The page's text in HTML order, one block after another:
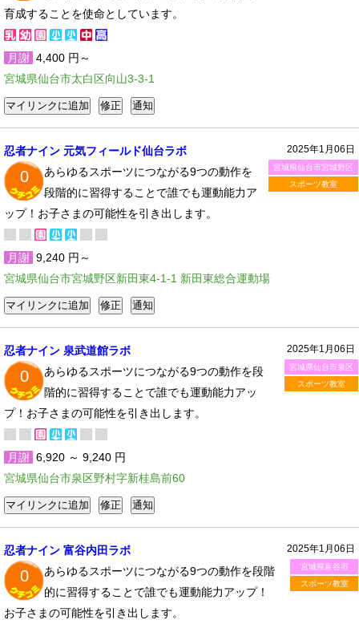
育成することを使命としています。
月謝 4,400 円～
宮城県仙台市太白区向山3-3-1
2025年1月06日
宮城県仙台市宮城野区
スポーツ教室
忍者ナイン 元気フィールド仙台ラボ
0
あらゆるスポーツにつながる9つの動作を
段階的に習得することで誰でも運動能力ア
ップ！お子さまの可能性を引き出します。
月謝 9,240 円～
宮城県仙台市宮城野区新田東4-1-1 新田東総合運動場
2025年1月06日
宮城県仙台市泉区
スポーツ教室
忍者ナイン 泉武道館ラボ
0
あらゆるスポーツにつながる9つの動作を段
階的に習得することで誰でも運動能力アッ
プ！お子さまの可能性を引き出します。
月謝 6,920 ～ 9,240 円
宮城県仙台市泉区野村字新桂島前60
2025年1月06日
宮城県富谷市
スポーツ教室
忍者ナイン 富谷内田ラボ
0
あらゆるスポーツにつながる9つの動作を段階
的に習得することで誰でも運動能力アップ！
お子さまの可能性を引き出します。